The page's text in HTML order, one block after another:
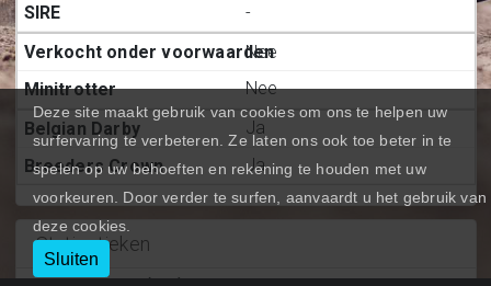
-
Nee
Nee
Ja
Ja
Statiestieken
Deze site maakt gebruik van cookies om ons te helpen uw
surfervaring te verbeteren. Ze laten ons ook toe beter in te
spelen op uw behoeften en rekening te houden met uw
voorkeuren. Door verder te surfen, aanvaardt u het gebruik van
deze cookies.
Sluiten